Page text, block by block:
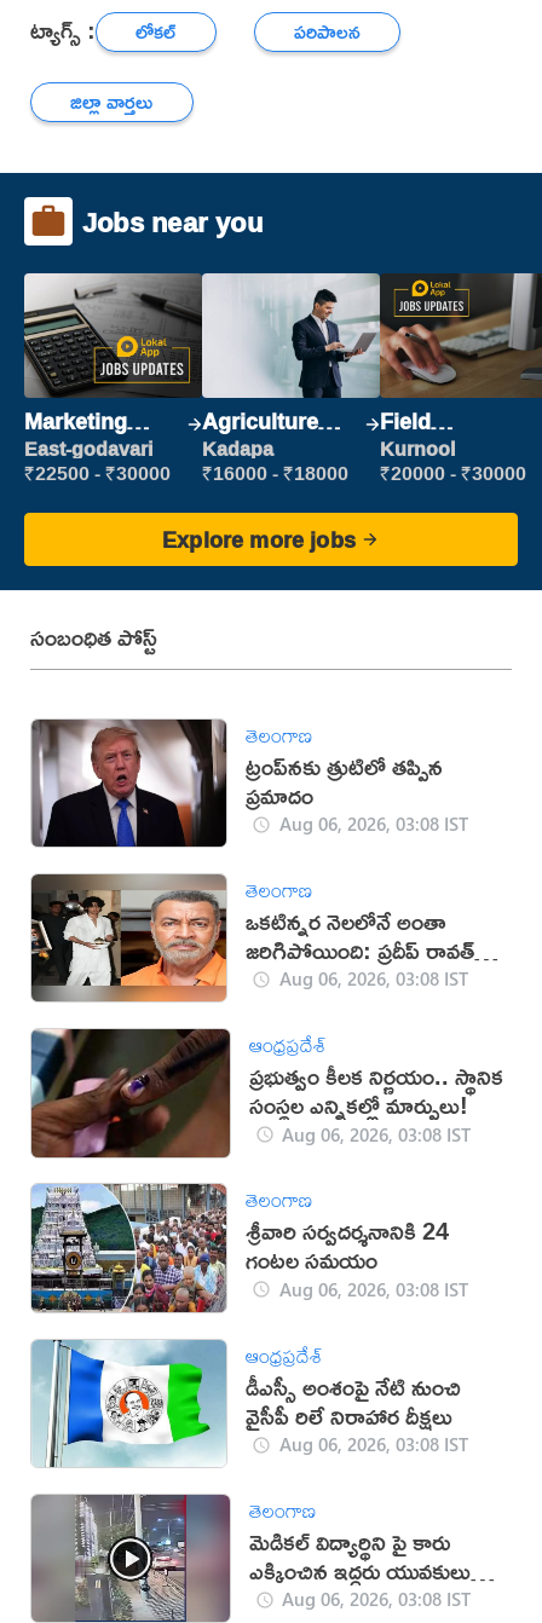
ట్యాగ్స్ : లోకల్
పరిపాలన
జిల్లా వార్తలు
Jobs near you
Marketing
Executive
East-godavari
₹22500 - ₹30000
Agriculture
Labour
Kadapa
₹16000 - ₹18000
Field
Marketing
Executive
Kurnool
₹20000 - ₹30000
Explore more jobs
సంబంధిత పోస్ట్
తెలంగాణ
ట్రంప్‌నకు త్రుటిలో తప్పిన
ప్రమాదం
Aug 06, 2026, 03:08 IST
తెలంగాణ
ఒకటిన్నర నెలలోనే అంతా
జరిగిపోయింది: ప్రదీప్ రావత్
కుమారుడు
Aug 06, 2026, 03:08 IST
ఆంధ్రప్రదేశ్
ప్రభుత్వం కీలక నిర్ణయం.. స్థానిక
సంస్థల ఎన్నికల్లో మార్పులు!
Aug 06, 2026, 03:08 IST
తెలంగాణ
శ్రీవారి సర్వదర్శనానికి 24
గంటల సమయం
Aug 06, 2026, 03:08 IST
ఆంధ్రప్రదేశ్
డీఎస్సీ అంశంపై నేటి నుంచి
వైసీపీ రిలే నిరాహార దీక్షలు
Aug 06, 2026, 03:08 IST
తెలంగాణ
మెడికల్ విద్యార్థిని పై కారు
ఎక్కించిన ఇద్దరు యువకులు
(వీడియో)
Aug 06, 2026, 03:08 IST